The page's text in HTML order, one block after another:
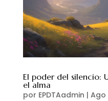
El poder del silencio:
el alma
por EPDTAadmin | Ago